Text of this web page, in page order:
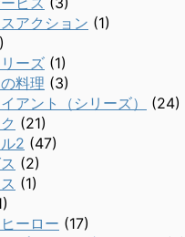
アクション (1)
ーズ (1)
料理 (3)
アント（シリーズ）
(24)
(21)
2 (47)
(2)
(1)
ーロー (17)